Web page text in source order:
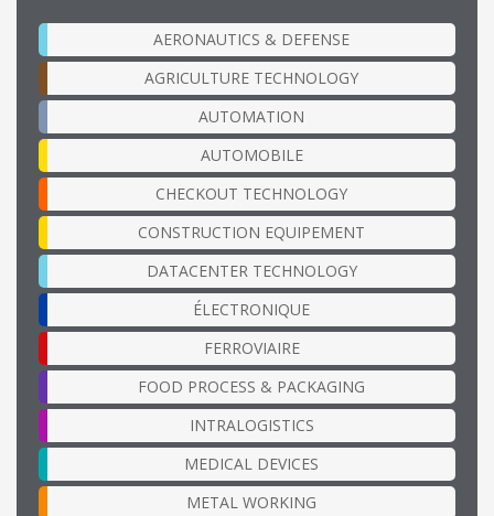
AERONAUTICS & DEFENSE
AGRICULTURE TECHNOLOGY
AUTOMATION
AUTOMOBILE
CHECKOUT TECHNOLOGY
CONSTRUCTION EQUIPEMENT
DATACENTER TECHNOLOGY
ÉLECTRONIQUE
FERROVIAIRE
FOOD PROCESS & PACKAGING
INTRALOGISTICS
MEDICAL DEVICES
METAL WORKING